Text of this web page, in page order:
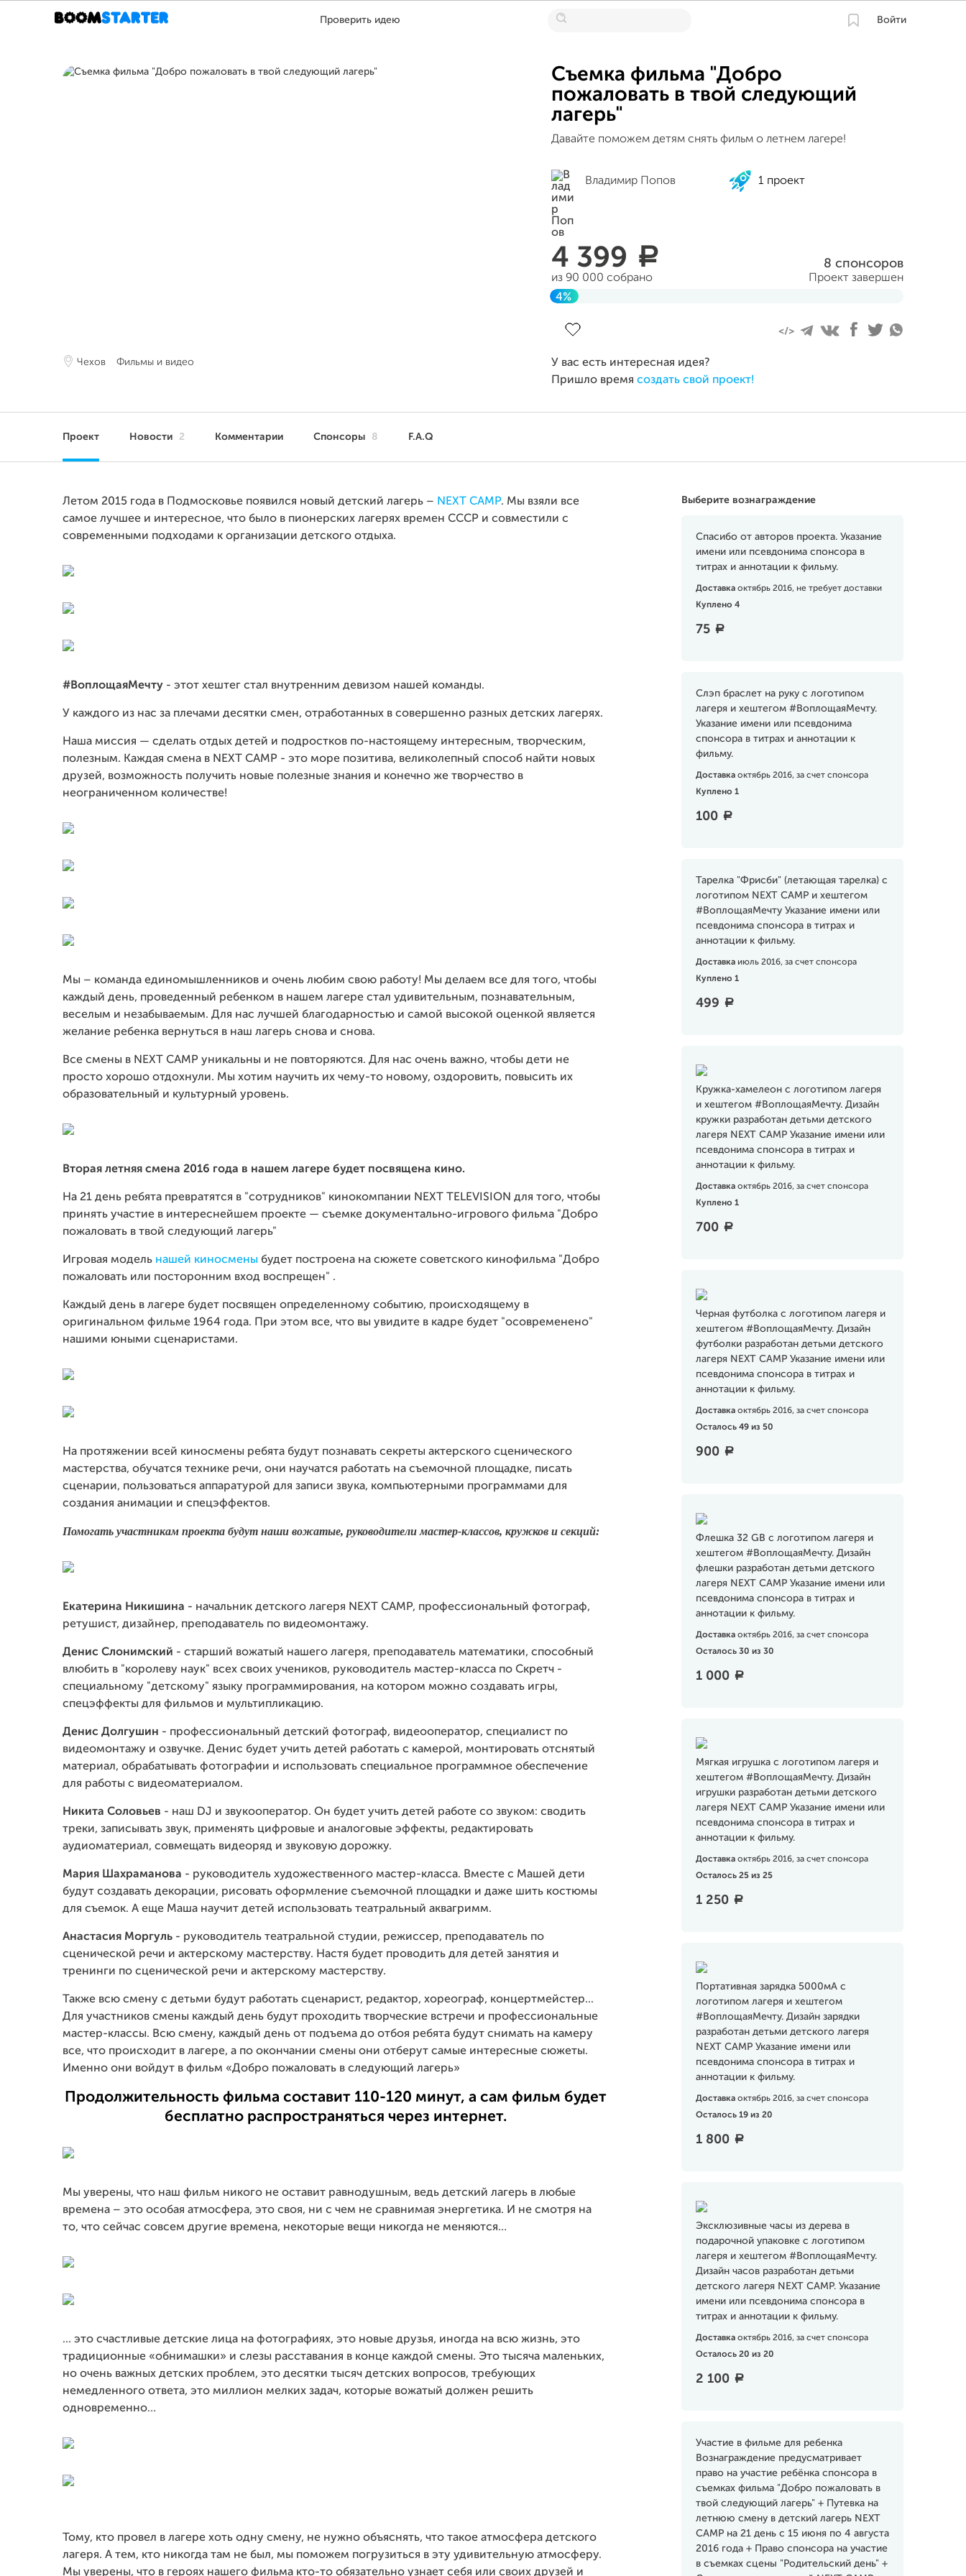
Проверить идею Войти
Чехов Фильмы и видео
Съемка фильма "Добро
пожаловать в твой следующий
лагерь"
Давайте поможем детям снять фильм о летнем лагере!
Владимир Попов 1 проект
4 399 a
из 90 000 собрано
8 спонсоров
Проект завершен
4%
У вас есть интересная идея?
Пришло время создать свой проект!
Проект Новости 2 Комментарии Спонсоры 8 F.A.Q
Выберите вознаграждение
Спасибо от авторов проекта. Указание
имени или псевдонима спонсора в
титрах и аннотации к фильму.
Доставка октябрь 2016, не требует доставки
Куплено 4
75 a
Слэп браслет на руку с логотипом
лагеря и хештегом #ВоплощаяМечту.
Указание имени или псевдонима
спонсора в титрах и аннотации к
фильму.
Доставка октябрь 2016, за счет спонсора
Куплено 1
100 a
Тарелка "Фрисби" (летающая тарелка) с
логотипом NEXT CAMP и хештегом
#ВоплощаяМечту Указание имени или
псевдонима спонсора в титрах и
аннотации к фильму.
Доставка июль 2016, за счет спонсора
Куплено 1
499 a
Кружка-хамелеон с логотипом лагеря
и хештегом #ВоплощаяМечту. Дизайн
кружки разработан детьми детского
лагеря NEXT CAMP Указание имени или
псевдонима спонсора в титрах и
аннотации к фильму.
Доставка октябрь 2016, за счет спонсора
Куплено 1
700 a
Черная футболка с логотипом лагеря и
хештегом #ВоплощаяМечту. Дизайн
футболки разработан детьми детского
лагеря NEXT CAMP Указание имени или
псевдонима спонсора в титрах и
аннотации к фильму.
Доставка октябрь 2016, за счет спонсора
Осталось 49 из 50
900 a
Флешка 32 GB с логотипом лагеря и
хештегом #ВоплощаяМечту. Дизайн
флешки разработан детьми детского
лагеря NEXT CAMP Указание имени или
псевдонима спонсора в титрах и
аннотации к фильму.
Доставка октябрь 2016, за счет спонсора
Осталось 30 из 30
1 000 a
Мягкая игрушка с логотипом лагеря и
хештегом #ВоплощаяМечту. Дизайн
игрушки разработан детьми детского
лагеря NEXT CAMP Указание имени или
псевдонима спонсора в титрах и
аннотации к фильму.
Доставка октябрь 2016, за счет спонсора
Осталось 25 из 25
1 250 a
Портативная зарядка 5000мA с
логотипом лагеря и хештегом
#ВоплощаяМечту. Дизайн зарядки
разработан детьми детского лагеря
NEXT CAMP Указание имени или
псевдонима спонсора в титрах и
аннотации к фильму.
Доставка октябрь 2016, за счет спонсора
Осталось 19 из 20
1 800 a
Эксклюзивные часы из дерева в
подарочной упаковке с логотипом
лагеря и хештегом #ВоплощаяМечту.
Дизайн часов разработан детьми
детского лагеря NEXT CAMP. Указание
имени или псевдонима спонсора в
титрах и аннотации к фильму.
Доставка октябрь 2016, за счет спонсора
Осталось 20 из 20
2 100 a
Участие в фильме для ребенка
Вознаграждение предусматривает
право на участие ребёнка спонсора в
съемках фильма "Добро пожаловать в
твой следующий лагерь" + Путевка на
летнюю смену в детский лагерь NEXT
CAMP на 21 день с 15 июня по 4 августа
2016 года + Право спонсора на участие
в съемках сцены "Родительский день" +
Летом 2015 года в Подмосковье появился новый детский лагерь – NEXT CAMP. Мы взяли все
самое лучшее и интересное, что было в пионерских лагерях времен СССР и совместили с
современными подходами к организации детского отдыха.
#ВоплощаяМечту - этот хештег стал внутренним девизом нашей команды.
У каждого из нас за плечами десятки смен, отработанных в совершенно разных детских лагерях.
Наша миссия — сделать отдых детей и подростков по-настоящему интересным, творческим,
полезным. Каждая смена в NEXT CAMP - это море позитива, великолепный способ найти новых
друзей, возможность получить новые полезные знания и конечно же творчество в
неограниченном количестве!
Мы – команда единомышленников и очень любим свою работу! Мы делаем все для того, чтобы
каждый день, проведенный ребенком в нашем лагере стал удивительным, познавательным,
веселым и незабываемым. Для нас лучшей благодарностью и самой высокой оценкой является
желание ребенка вернуться в наш лагерь снова и снова.
Все смены в NEXT CAMP уникальны и не повторяются. Для нас очень важно, чтобы дети не
просто хорошо отдохнули. Мы хотим научить их чему-то новому, оздоровить, повысить их
образовательный и культурный уровень.
Вторая летняя смена 2016 года в нашем лагере будет посвящена кино.
На 21 день ребята превратятся в "сотрудников" кинокомпании NEXT TELEVISION для того, чтобы
принять участие в интереснейшем проекте — съемке документально-игрового фильма "Добро
пожаловать в твой следующий лагерь"
Игровая модель нашей киносмены будет построена на сюжете советского кинофильма "Добро
пожаловать или посторонним вход воспрещен" .
Каждый день в лагере будет посвящен определенному событию, происходящему в
оригинальном фильме 1964 года. При этом все, что вы увидите в кадре будет "осовременено"
нашими юными сценаристами.
На протяжении всей киносмены ребята будут познавать секреты актерского сценического
мастерства, обучатся технике речи, они научатся работать на съемочной площадке, писать
сценарии, пользоваться аппаратурой для записи звука, компьютерными программами для
создания анимации и спецэффектов.
Помогать участникам проекта будут наши вожатые, руководители мастер-классов, кружков и секций:
Екатерина Никишина - начальник детского лагеря NEXT CAMP, профессиональный фотограф,
ретушист, дизайнер, преподаватель по видеомонтажу.
Денис Слонимский - старший вожатый нашего лагеря, преподаватель математики, способный
влюбить в "королеву наук" всех своих учеников, руководитель мастер-класса по Скретч -
специальному "детскому" языку программирования, на котором можно создавать игры,
спецэффекты для фильмов и мультипликацию.
Денис Долгушин - профессиональный детский фотограф, видеооператор, специалист по
видеомонтажу и озвучке. Денис будет учить детей работать с камерой, монтировать отснятый
материал, обрабатывать фотографии и использовать специальное программное обеспечение
для работы с видеоматериалом.
Никита Соловьев - наш DJ и звукооператор. Он будет учить детей работе со звуком: сводить
треки, записывать звук, применять цифровые и аналоговые эффекты, редактировать
аудиоматериал, совмещать видеоряд и звуковую дорожку.
Мария Шахраманова - руководитель художественного мастер-класса. Вместе с Машей дети
будут создавать декорации, рисовать оформление съемочной площадки и даже шить костюмы
для съемок. А еще Маша научит детей использовать театральный аквагримм.
Анастасия Моргуль - руководитель театральной студии, режиссер, преподаватель по
сценической речи и актерскому мастерству. Настя будет проводить для детей занятия и
тренинги по сценической речи и актерскому мастерству.
Также всю смену с детьми будут работать сценарист, редактор, хореограф, концертмейстер...
Для участников смены каждый день будут проходить творческие встречи и профессиональные
мастер-классы. Всю смену, каждый день от подъема до отбоя ребята будут снимать на камеру
все, что происходит в лагере, а по окончании смены они отберут самые интересные сюжеты.
Именно они войдут в фильм «Добро пожаловать в следующий лагерь»
Продолжительность фильма составит 110-120 минут, а сам фильм будет
бесплатно распространяться через интернет.
Мы уверены, что наш фильм никого не оставит равнодушным, ведь детский лагерь в любые
времена – это особая атмосфера, это своя, ни с чем не сравнимая энергетика. И не смотря на
то, что сейчас совсем другие времена, некоторые вещи никогда не меняются…
... это счастливые детские лица на фотографиях, это новые друзья, иногда на всю жизнь, это
традиционные «обнимашки» и слезы расставания в конце каждой смены. Это тысяча маленьких,
но очень важных детских проблем, это десятки тысяч детских вопросов, требующих
немедленного ответа, это миллион мелких задач, которые вожатый должен решить
одновременно…
Тому, кто провел в лагере хоть одну смену, не нужно объяснять, что такое атмосфера детского
лагеря. А тем, кто никогда там не был, мы поможем погрузиться в эту удивительную атмосферу.
Мы уверены, что в героях нашего фильма кто-то обязательно узнает себя или своих друзей и